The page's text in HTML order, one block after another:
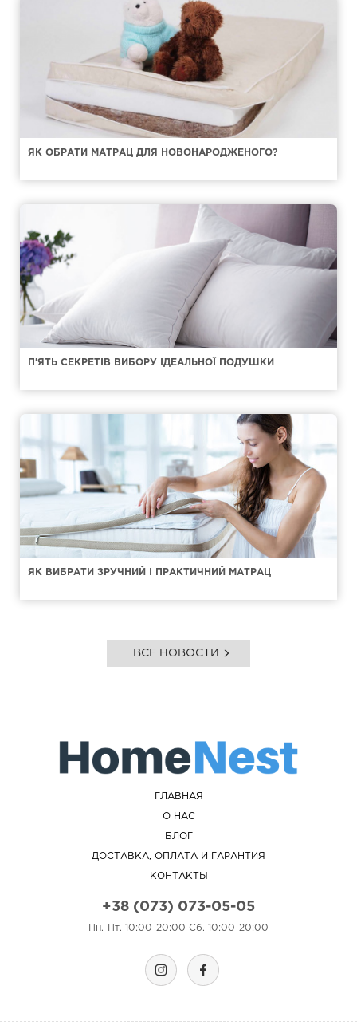
ЯК ОБРАТИ МАТРАЦ ДЛЯ НОВОНАРОДЖЕНОГО?
П'ЯТЬ СЕКРЕТІВ ВИБОРУ ІДЕАЛЬНОЇ ПОДУШКИ
ЯК ВИБРАТИ ЗРУЧНИЙ І ПРАКТИЧНИЙ МАТРАЦ
ВСЕ НОВОСТИ
ГЛАВНАЯ
О НАС
БЛОГ
ДОСТАВКА, ОПЛАТА И ГАРАНТИЯ
КОНТАКТЫ
+38 (073) 073-05-05
Пн.-Пт. 10:00-20:00 Сб. 10:00-20:00